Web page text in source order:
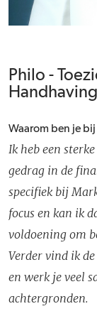
Philo -
Handhaving
Waarom ben je
Ik heb een
gedrag in de
specifiek bij
focus en kan ik
voldoening om
Verder vind ik
en werk je veel
achtergronden.